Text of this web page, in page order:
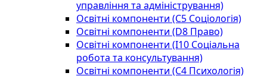
управління та адміністрування)
Освітні компоненти (С5 Соціологія)
Освітні компоненти (D8 Право)
Освітні компоненти (I10 Соціальна
робота та консультування)
Освітні компоненти (С4 Психологія)